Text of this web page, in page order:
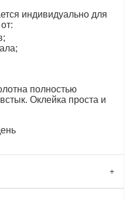
индивидуально для
полностью
Оклейка проста и